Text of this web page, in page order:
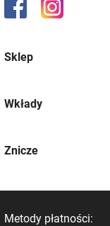
Sklep
Wkłady
Znicze
Metody płatności: